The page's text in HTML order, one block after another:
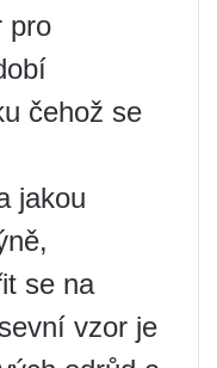
pro
čehož se
jakou
se na
vzor je